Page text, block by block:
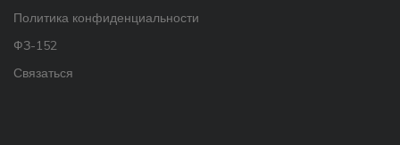
Политика конфиденциальности
ФЗ-152
Связаться